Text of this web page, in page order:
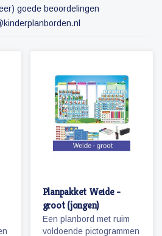
goede beoordelingen
Planpakket Weide -
groot (jongen)
Een planbord met ruim
voldoende pictogrammen